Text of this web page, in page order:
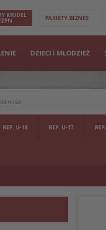
MODEL PAKIETY BIZNES
DZIECI I MŁODZIEŻ
REP. U-18 REP. U-17